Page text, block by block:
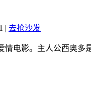
| 去抢沙发
情电影。主人公西奥